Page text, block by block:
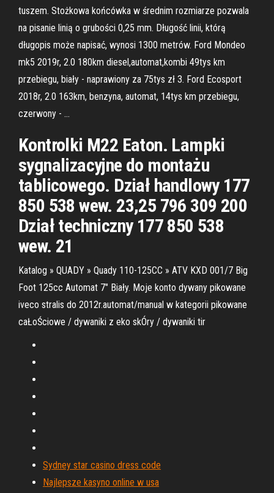
tuszem. Stożkowa końcówka w średnim rozmiarze pozwala
na pisanie linią o grubości 0,25 mm. Długość linii, którą
długopis może napisać, wynosi 1300 metrów. Ford Mondeo
mk5 2019r, 2.0 180km diesel,automat,kombi 49tys km
przebiegu, biały - naprawiony za 75tys zł 3. Ford Ecosport
2018r, 2.0 163km, benzyna, automat, 14tys km przebiegu,
czerwony - …
Kontrolki M22 Eaton. Lampki
sygnalizacyjne do montażu
tablicowego. Dział handlowy 177
850 538 wew. 23,25 796 309 200
Dział techniczny 177 850 538
wew. 21
Katalog » QUADY » Quady 110-125CC » ATV KXD 001/7 Big
Foot 125cc Automat 7" Biały. Moje konto dywany pikowane
iveco stralis do 2012r.automat/manual w kategorii pikowane
caŁoŚciowe / dywaniki z eko skÓry / dywaniki tir
Sydney star casino dress code
Najlepsze kasyno online w usa